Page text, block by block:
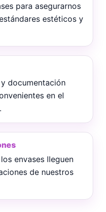
para asegurarnos
estéticos y
documentación
en el
.
envases lleguen
de nuestros